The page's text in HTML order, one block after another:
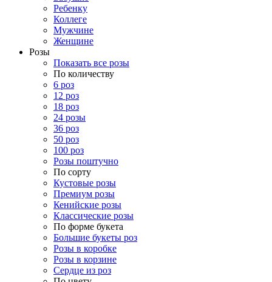
Ребенку
Коллеге
Мужчине
Женщине
Розы
Показать все розы
По количеству
6 роз
12 роз
18 роз
24 розы
36 роз
50 роз
100 роз
Розы поштучно
По сорту
Кустовые розы
Премиум розы
Кенийские розы
Классические розы
По форме букета
Большие букеты роз
Розы в коробке
Розы в корзине
Сердце из роз